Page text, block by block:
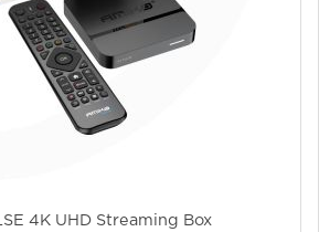
4K UHD Streaming Box